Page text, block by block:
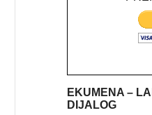
EKUMENA –
DIJALOG